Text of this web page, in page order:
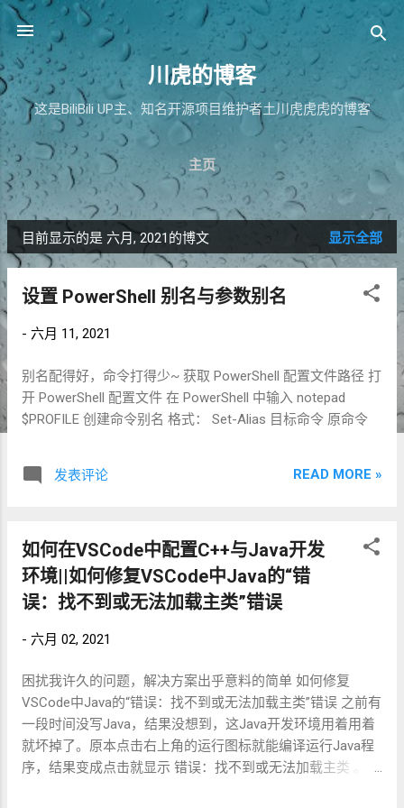
跳至主要内容
川虎的博客
这是BiliBili UP主、知名开源项目维护者土川虎虎虎的博客
主页
博
文
目前显示的是 六月, 2021的博文 显示全部
设置 PowerShell 别名与参数别名
- 六月 11, 2021
别名配得好，命令打得少~ 获取 PowerShell 配置文件路径 打
开 PowerShell 配置文件 在 PowerShell 中输入 notepad
$PROFILE 创建命令别名 格式： Set-Alias 目标命令 原命令
发表评论 READ MORE »
如何在VSCode中配置C++与Java开发
环境||如何修复VSCode中Java的“错
误：找不到或无法加载主类”错误
- 六月 02, 2021
困扰我许久的问题，解决方案出乎意料的简单 如何修复
VSCode中Java的“错误：找不到或无法加载主类”错误 之前有
一段时间没写Java，结果没想到，这Java开发环境用着用着
就坏掉了。原本点击右上角的运行图标就能编译运行Java程
序，结果变成点击就显示 错误：找不到或无法加载主类 。